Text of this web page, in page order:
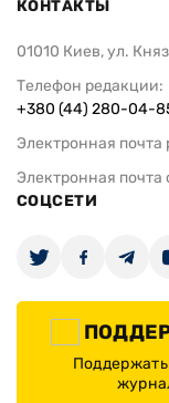
КОНТАКТЫ
01010 Киев, ул.
Телефон редакции:
+380 (44) 280-04-
Электронная почта
Электронная
СОЦСЕТИ